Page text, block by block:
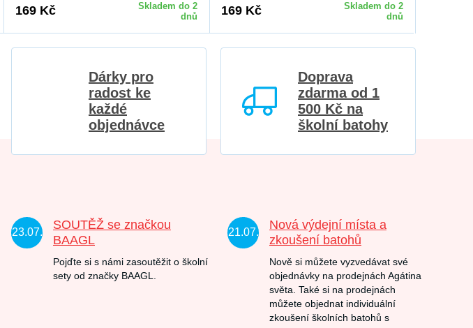
169 Kč
Skladem do 2
dnů
169 Kč
Skladem do 2
dnů
Dárky pro
radost ke
každé
objednávce
Doprava
zdarma od 1
500 Kč na
školní batohy
23.07.
SOUTĚŽ se značkou
BAAGL
Pojďte si s námi zasoutěžit o školní
sety od značky BAAGL.
21.07.
Nová výdejní místa a
zkoušení batohů
Nově si můžete vyzvedávat své
objednávky na prodejnách Agátina
světa. Také si na prodejnách
můžete objednat individuální
zkoušení školních batohů s